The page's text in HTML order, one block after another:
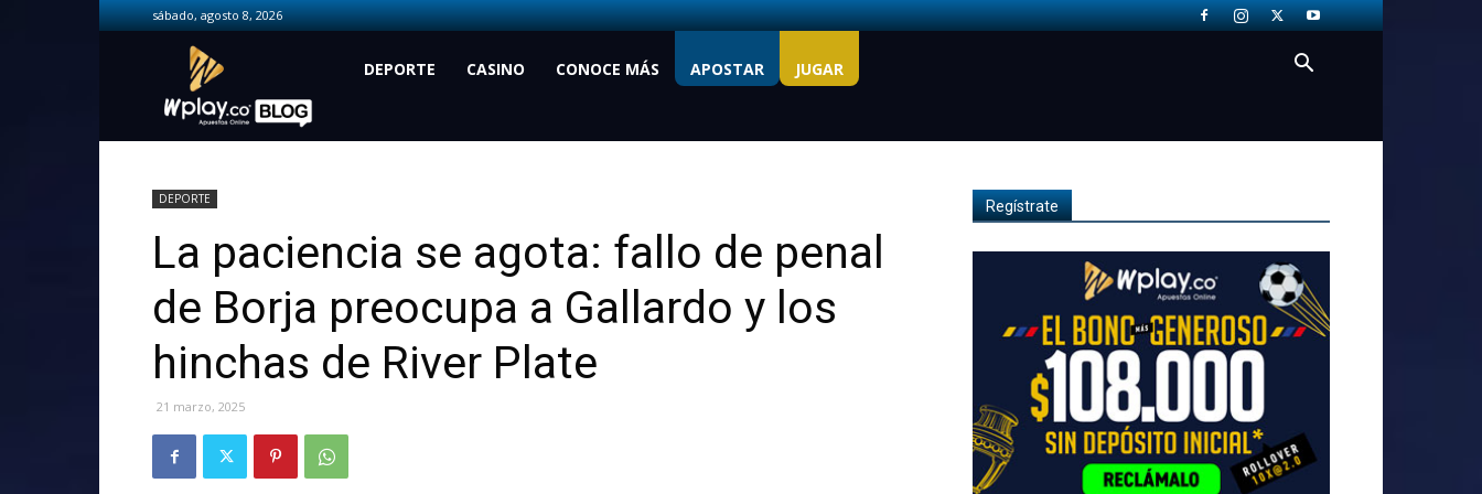
sábado, agosto 8, 2026
Wplay.co
DEPORTE CASINO CONOCE MÁS APOSTAR JUGAR
DEPORTE
La paciencia se agota: fallo de penal
de Borja preocupa a Gallardo y los
hinchas de River Plate
21 marzo, 2025
Regístrate